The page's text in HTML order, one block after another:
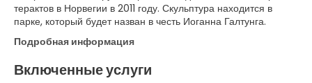
терактов в Норвегии в 2011 году. Скульптура находится в
парке, который будет назван в честь Иоганна Галтунга.
Подробная информация
Включенные услуги